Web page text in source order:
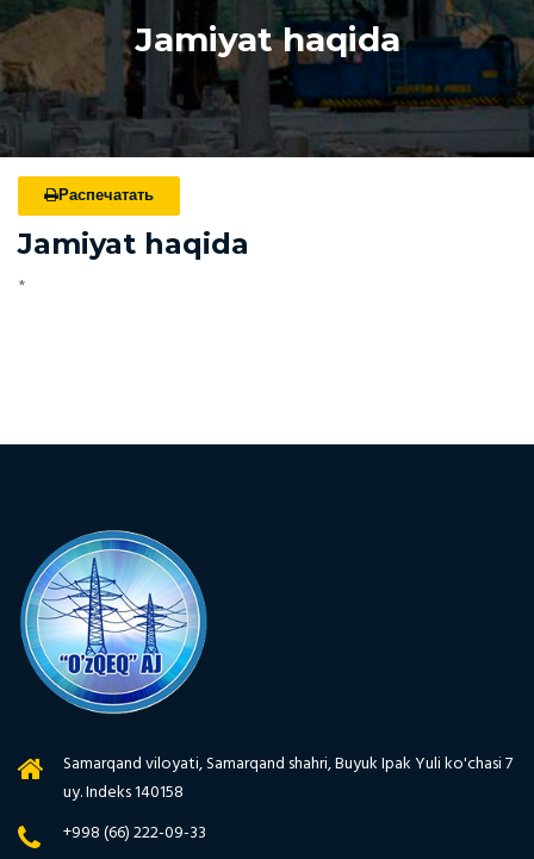
Jamiyat haqida
Распечатать
Jamiyat haqida
*
Samarqand viloyati, Samarqand shahri, Buyuk Ipak Yuli ko'chasi 7
uy. Indeks 140158
+998 (66) 222-09-33